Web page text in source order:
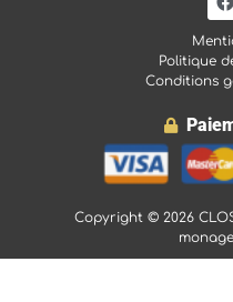
Politique
Conditions
Copyright © 2026